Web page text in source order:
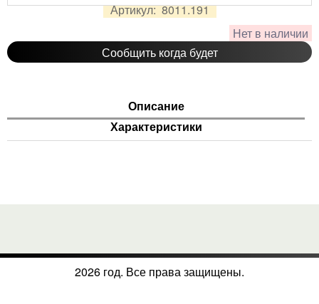
Артикул:8011.191
Нет в наличии
Сообщить когда будет
Описание
Характеристики
2026 год. Все права защищены.